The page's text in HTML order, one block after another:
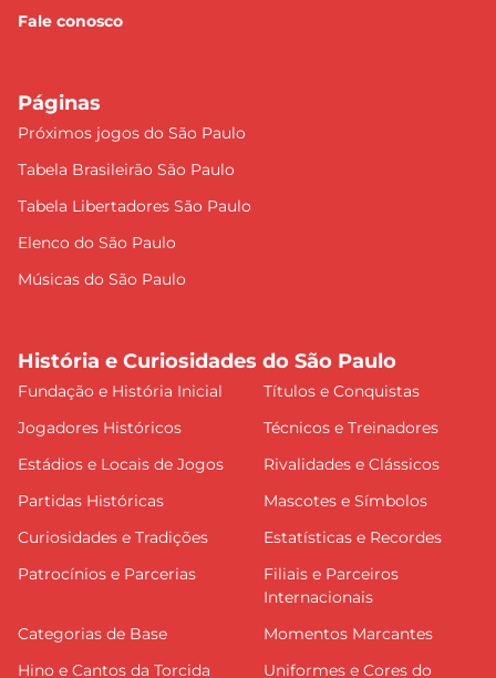
Fale conosco
Páginas
Próximos jogos do São Paulo
Tabela Brasileirão São Paulo
Tabela Libertadores São Paulo
Elenco do São Paulo
Músicas do São Paulo
História e Curiosidades do São Paulo
Fundação e História Inicial
Títulos e Conquistas
Jogadores Históricos
Técnicos e Treinadores
Estádios e Locais de Jogos
Rivalidades e Clássicos
Partidas Históricas
Mascotes e Símbolos
Curiosidades e Tradições
Estatísticas e Recordes
Patrocínios e Parcerias
Filiais e Parceiros
Internacionais
Categorias de Base
Momentos Marcantes
Hino e Cantos da Torcida
Uniformes e Cores do